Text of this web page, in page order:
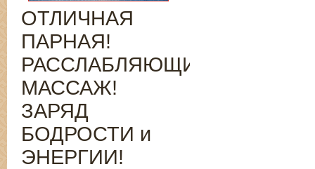
ОТЛИЧНАЯ
ПАРНАЯ!
РАССЛАБЛЯЮЩИЙ
МАССАЖ!
ЗАРЯД
БОДРОСТИ и
ЭНЕРГИИ!